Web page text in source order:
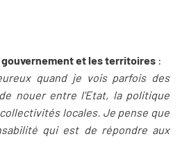
et les territoires :
quand je vois parfois des
nouer entre l'Etat, la politique
locales. Je pense que
qui est de répondre aux